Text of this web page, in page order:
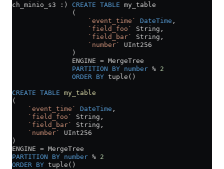
ch_minio_s3 :) CREATE TABLE my_table
               (
                   `event_time`
DateTime ,
                   `field_foo`
String,
                   `field_bar`
String,
                   `number`
UInt256
               )
               ENGINE
= MergeTree
               PARTITION
BY number % 2
               ORDER BY
tuple()
CREATE TABLE my_table
(
    `event_time`
DateTime ,
    `field_foo`
String,
    `field_bar`
String,
    `number`
UInt256
)
ENGINE = MergeTree
PARTITION BY number % 2
ORDER BY tuple()